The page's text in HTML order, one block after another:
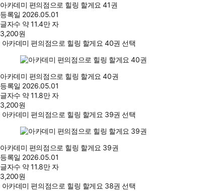
아카데미 편의점으로 힐링 할게요 41권
등록일 2026.05.01
글자수 약 11.4만 자
3,200원
아카데미 편의점으로 힐링 할게요 40권 선택
아카데미 편의점으로 힐링 할게요 40권
등록일 2026.05.01
글자수 약 11.8만 자
3,200원
아카데미 편의점으로 힐링 할게요 39권 선택
아카데미 편의점으로 힐링 할게요 39권
등록일 2026.05.01
글자수 약 11.8만 자
3,200원
아카데미 편의점으로 힐링 할게요 38권 선택